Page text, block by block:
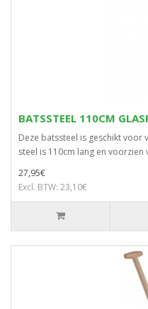
BATSSTEEL 110CM
Deze batssteel is geschikt voor
steel is 110cm lang en voorzien
27,95€
Excl. BTW: 23,10€